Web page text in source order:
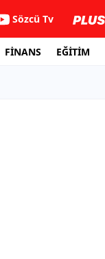
Sözcü Tv
FİNANS EĞİTİM